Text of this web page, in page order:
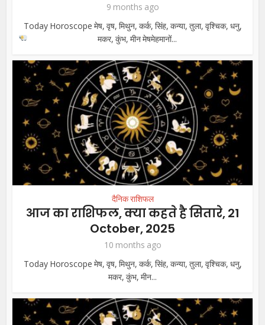
9 months ago
Today Horoscope मेष, वृष, मिथुन, कर्क, सिंह, कन्या, तुला, वृश्चिक, धनु,
मकर, कुंभ, मीनमेषमेहमानों...
दैनिक राशिफल
आज का राशिफल, क्या कहते है सितारे, 21
October, 2025
10 months ago
Today Horoscope मेष, वृष, मिथुन, कर्क, सिंह, कन्या, तुला, वृश्चिक, धनु,
मकर, कुंभ, मीन...